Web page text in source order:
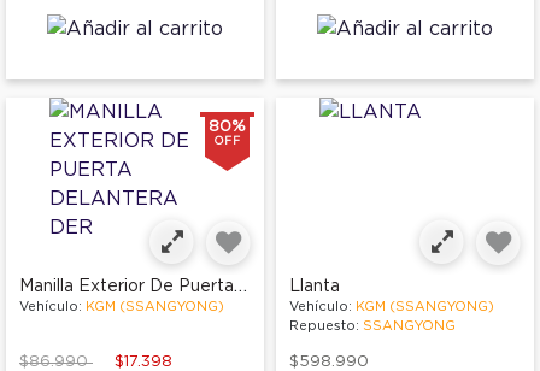
80%
OFF
Manilla Exterior De Puerta Delantera Der
Vehículo: KGM (SSANGYONG)
Price reduced from
$86.990to $17.398
Llanta
Vehículo: KGM (SSANGYONG)
Repuesto: SSANGYONG
$598.990